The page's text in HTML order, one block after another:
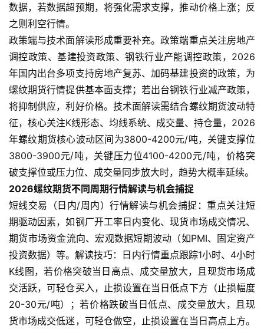
原
数据，若数据超预期，将强化需求支撑，推动价格上涨；反
之则利空行情。
政策端与技术面解读形成重要补充。政策端重点关注房地产
调控政策、基建投资政策、钢铁行业产能调控政策，2026
年国内出台多项支持房地产复苏、加码基建投资的政策，为
螺纹期货行情提供基本面支撑；若出台钢铁行业减产政策，
将抑制供应，利好价格。技术面解读需结合螺纹期货波动特
征，核心关注K线形态、均线系统、成交量、持仓量，2026
年螺纹期货核心波动区间为3800-4200元/吨，关键支撑位
3800-3900元/吨，关键压力位4100-4200元/吨，价格突
破支撑位或压力位、成交量同步放大时，趋势大概率延续。
2026螺纹期货不同周期行情解读与机会捕捉
短线交易（日内/周内）行情解读与机会捕捉：重点关注短
期驱动因素，如钢厂开工率日内变化、现货市场成交情况、
期货市场资金流向、宏观数据短期波动（如PMI、固定资产
投资数据）等。解读技巧：日内行情重点跟踪1小时、4小时
K线图，若价格突破当日高点、成交量放大，且现货市场成
交活跃，可轻仓买入，止损设置在当日低点下方（止损幅度
20-30元/吨）；若价格跌破当日低点、成交量放大，且现
货市场成交低迷，可轻仓做空，止损设置在当日高点上方。